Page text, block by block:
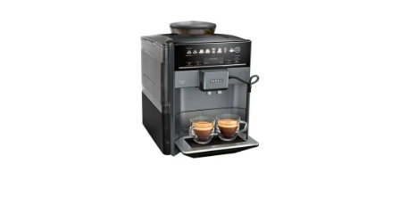
PŘEDVÁDĚCÍ ELEKTRONIKA